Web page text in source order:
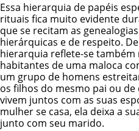
Essa hierarquia de papéis
rituais fica muito evidente
que se recitam as
hierárquicas e de respeito.
hierarquia reflete-se também
habitantes de uma maloca
um grupo de homens
os filhos do mesmo pai ou
vivem juntos com as suas
mulher se casa, ela deixa a
junto com seu marido.